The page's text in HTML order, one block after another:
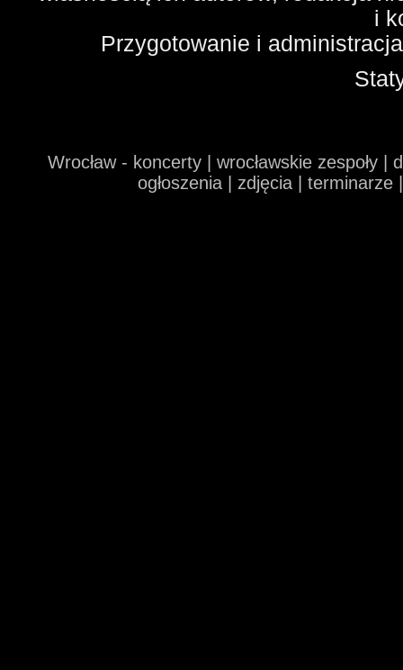
i
Przygotowanie i
Wrocław - koncerty | wrocławskie zespoły
ogłoszenia | zdjęcia |